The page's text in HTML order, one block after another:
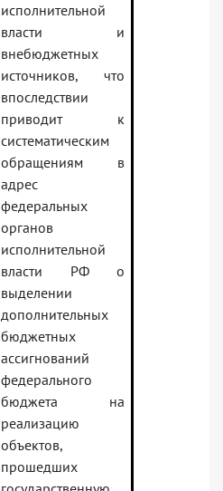
исполнительной
власти и
внебюджетных
источников, что
впоследствии
приводит к
систематическим
обращениям в
адрес
федеральных
органов
исполнительной
власти РФ о
выделении
дополнительных
бюджетных
ассигнований
федерального
бюджета на
реализацию
объектов,
прошедших